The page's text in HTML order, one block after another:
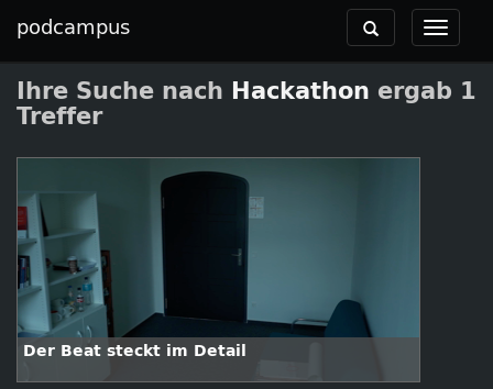
podcampus
Toggle
Toggle
navigation
Ihre Suche nach Hackathon ergab 1
Treffer
Der Beat steckt im Detail